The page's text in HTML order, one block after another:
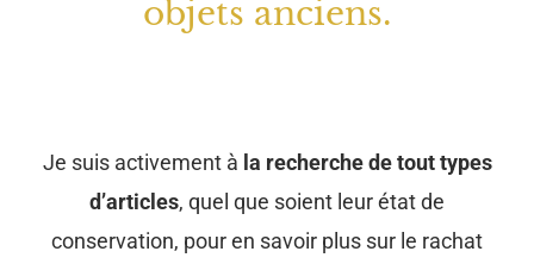
objets anciens.
Je suis activement à la recherche de tout types
d’articles, quel que soient leur état de
conservation, pour en savoir plus sur le rachat